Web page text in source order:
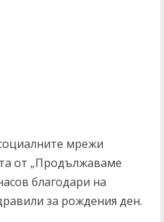
мрежи
от „Продължаваме
благодари на
за рождения ден.